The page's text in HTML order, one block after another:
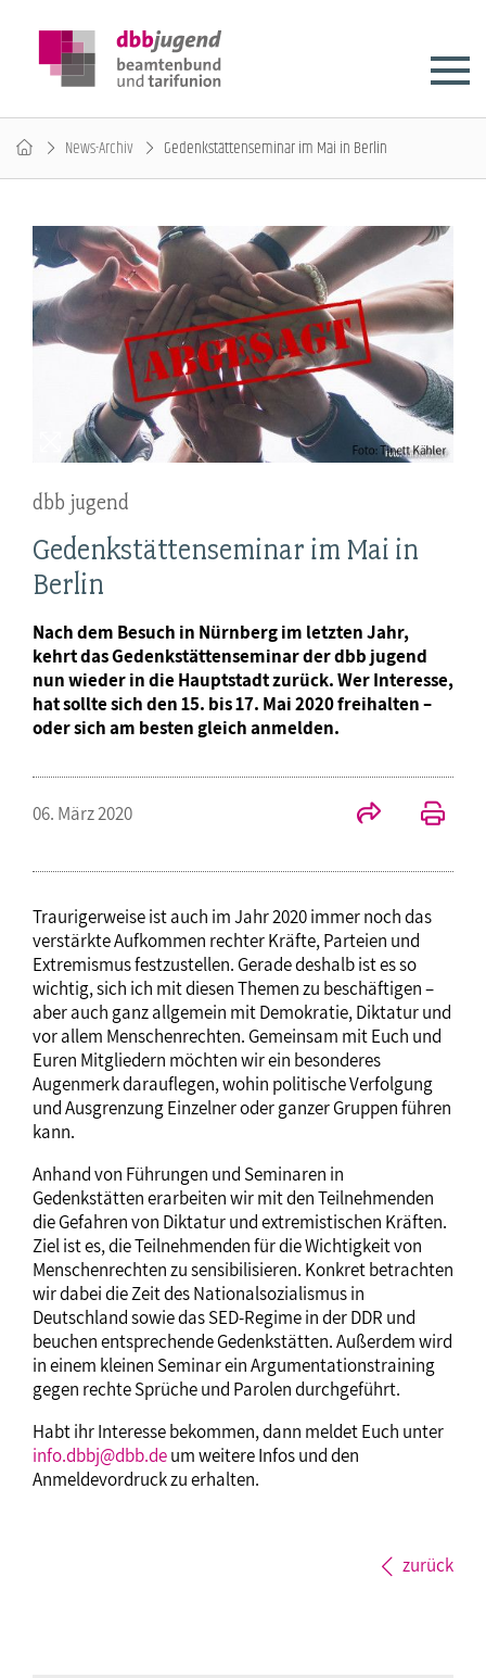
News-Archiv Gedenkstättenseminar im Mai in Berlin
dbb jugend
Gedenkstättenseminar im Mai in
Berlin
Nach dem Besuch in Nürnberg im letzten Jahr,
kehrt das Gedenkstättenseminar der dbb jugend
nun wieder in die Hauptstadt zurück. Wer Interesse,
hat sollte sich den 15. bis 17. Mai 2020 freihalten –
oder sich am besten gleich anmelden.
06. März 2020
Traurigerweise ist auch im Jahr 2020 immer noch das
verstärkte Aufkommen rechter Kräfte, Parteien und
Extremismus festzustellen. Gerade deshalb ist es so
wichtig, sich ich mit diesen Themen zu beschäftigen –
aber auch ganz allgemein mit Demokratie, Diktatur und
vor allem Menschenrechten. Gemeinsam mit Euch und
Euren Mitgliedern möchten wir ein besonderes
Augenmerk darauflegen, wohin politische Verfolgung
und Ausgrenzung Einzelner oder ganzer Gruppen führen
kann.
Anhand von Führungen und Seminaren in
Gedenkstätten erarbeiten wir mit den Teilnehmenden
die Gefahren von Diktatur und extremistischen Kräften.
Ziel ist es, die Teilnehmenden für die Wichtigkeit von
Menschenrechten zu sensibilisieren. Konkret betrachten
wir dabei die Zeit des Nationalsozialismus in
Deutschland sowie das SED-Regime in der DDR und
beuchen entsprechende Gedenkstätten. Außerdem wird
in einem kleinen Seminar ein Argumentationstraining
gegen rechte Sprüche und Parolen durchgeführt.
Habt ihr Interesse bekommen, dann meldet Euch unter
info.dbbj@dbb.deum weitere Infos und den
Anmeldevordruck zu erhalten.
zurück